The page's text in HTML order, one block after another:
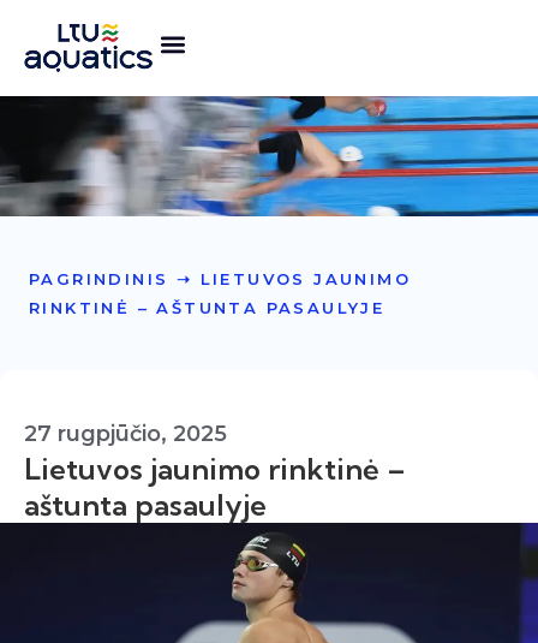
PAGRINDINIS ➝ LIETUVOS JAUNIMO
RINKTINĖ – AŠTUNTA PASAULYJE
27 rugpjūčio, 2025
Lietuvos jaunimo rinktinė –
aštunta pasaulyje